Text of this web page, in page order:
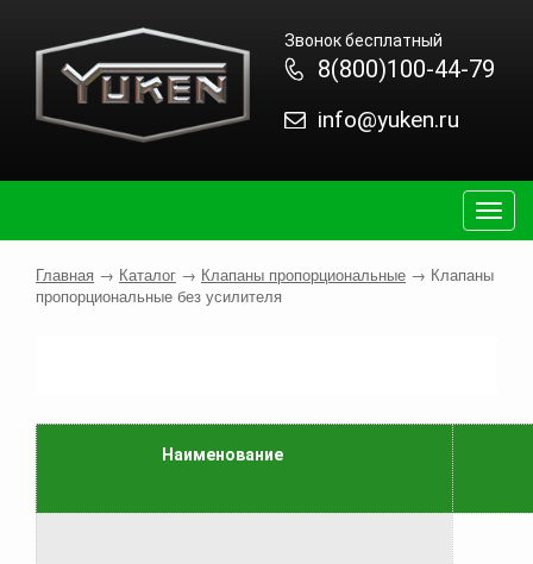
Звонок бесплатный
8(800)100-44-79
info@yuken.ru
Главная → Каталог → Клапаны пропорциональные → Клапаны
пропорциональные без усилителя
Наименование